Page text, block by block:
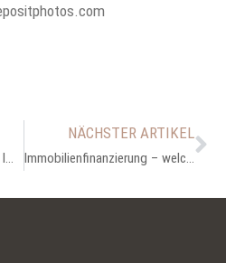
Wie Sie jetzt eine günstige Immobilie finden
NÄCHSTER ARTIKEL
Immobilienfinanzierung – welche Optionen habe ich?